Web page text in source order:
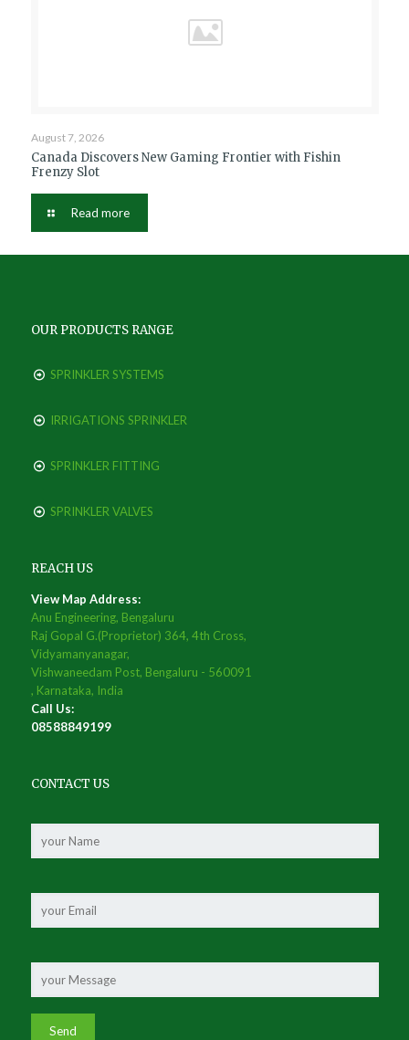
August 7, 2026
Canada Discovers New Gaming Frontier with Fishin
Frenzy Slot
Read more
OUR PRODUCTS RANGE
SPRINKLER SYSTEMS
IRRIGATIONS SPRINKLER
SPRINKLER FITTING
SPRINKLER VALVES
REACH US
View Map Address:
Anu Engineering, Bengaluru
Raj Gopal G.(Proprietor) 364, 4th Cross,
Vidyamanyanagar,
Vishwaneedam Post, Bengaluru - 560091
, Karnataka, India
Call Us:
08588849199
CONTACT US